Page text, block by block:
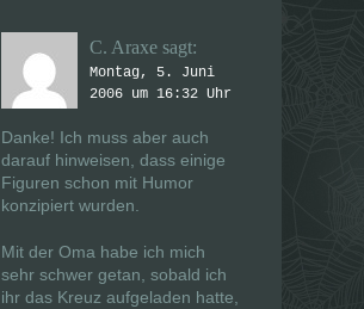
C. Araxe sagt:
Montag, 5. Juni
2006 um 16:32 Uhr
Danke! Ich muss aber auch
darauf hinweisen, dass einige
Figuren schon mit Humor
konzipiert wurden.
Mit der Oma habe ich mich
sehr schwer getan, sobald ich
ihr das Kreuz aufgeladen hatte,